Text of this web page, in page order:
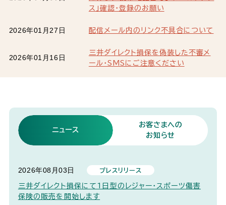
ス」確認・登録のお願い
2026年01月27日 配信メール内のリンク不具合について
2026年01月16日
三井ダイレクト損保を偽装した不審メ
ール・SMSにご注意ください
ニュース
お客さまへの
お知らせ
2026年08月03日 プレスリリース
三井ダイレクト損保にて1日型のレジャー・スポーツ傷害
保険の販売を開始します